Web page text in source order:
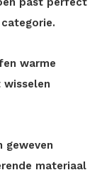
categorie.
warme
geweven
materiaal